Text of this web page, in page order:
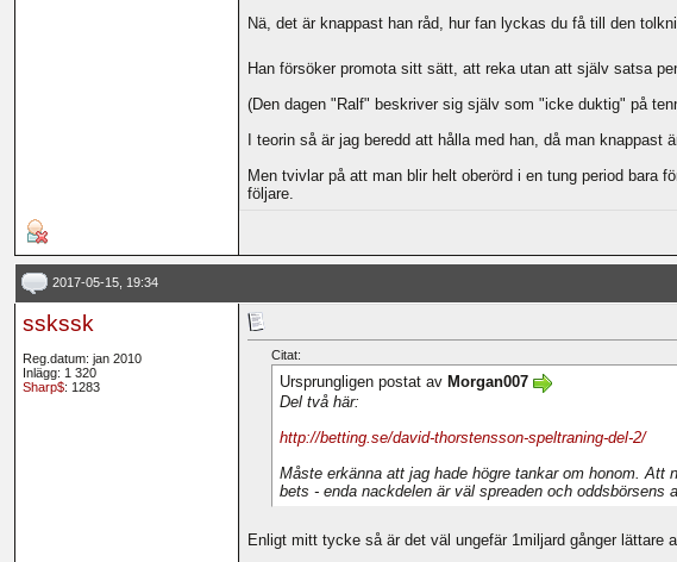
Nä, det är knappast han råd, hur fan lyckas du få till den
Han försöker promota sitt sätt, att reka utan att själv satsa
(Den dagen "Ralf" beskriver sig själv som "icke duktig" på
I teorin så är jag beredd att hålla med han, då man
Men tvivlar på att man blir helt oberörd i en tung period bara
följare.
2017-05-15, 19:34
sskssk
Reg.datum: jan 2010
Inlägg: 1 320
Sharp$: 1283
Citat:
Ursprungligen postat av Morgan007
Del två här:
http://betting.se/david-thorstensson-speltraning-del-2/
Måste erkänna att jag hade högre tankar om honom.
bets - enda nackdelen är väl spreaden och oddsbörsens
Enligt mitt tycke så är det väl ungefär 1miljard gånger lättare